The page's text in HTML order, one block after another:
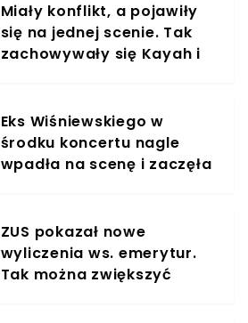
Miały konflikt, a pojawiły
się na jednej scenie. Tak
zachowywały się Kayah i
Eks Wiśniewskiego w
środku koncertu nagle
wpadła na scenę i zaczęła
ZUS pokazał nowe
wyliczenia ws. emerytur.
Tak można zwiększyć